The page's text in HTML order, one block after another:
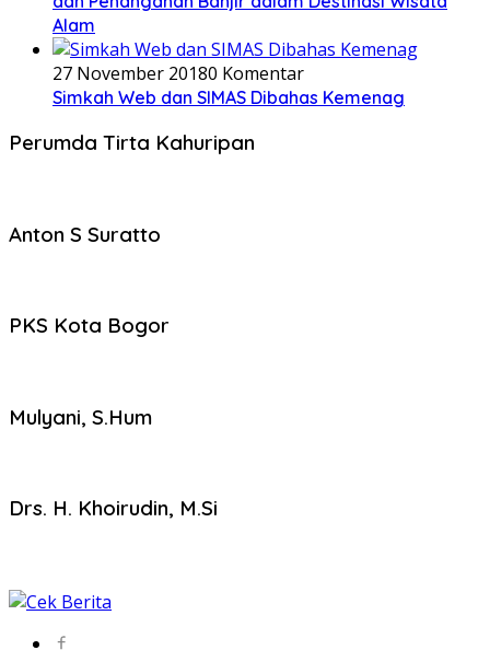
Alam
27 November 20180 Komentar
Simkah Web dan SIMAS Dibahas Kemenag
Perumda Tirta Kahuripan
Anton S Suratto
PKS Kota Bogor
Mulyani, S.Hum
Drs. H. Khoirudin, M.Si